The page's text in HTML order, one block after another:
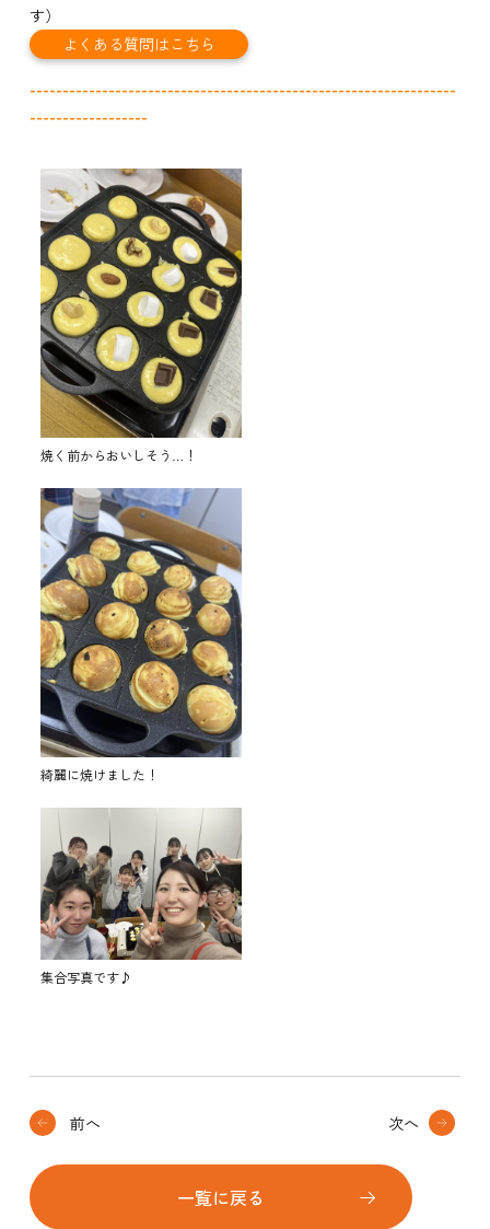
す）
よくある質問はこちら
-----------------------------------------------------------------
------------------
焼く前からおいしそう…！
綺麗に焼けました！
集合写真です♪
前へ
一覧に戻る
次へ